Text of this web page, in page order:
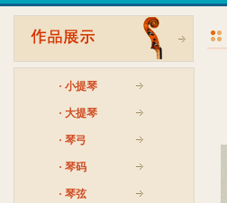
· 小提琴
· 大提琴
· 琴弓
· 琴码
· 琴弦